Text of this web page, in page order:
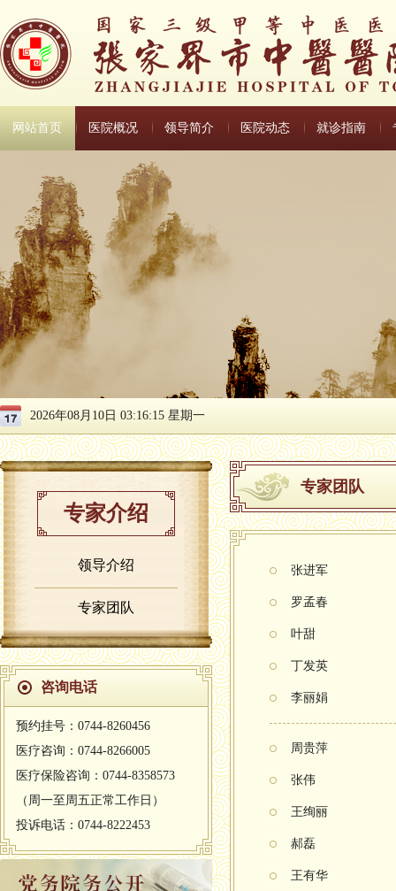
网站首页 医院概况 领导简介 医院动态 就诊指南
2026年08月10日 03:16:15 星期一
专家介绍
领导介绍
专家团队
咨询电话
预约挂号：0744-8260456
医疗咨询：0744-8266005
医疗保险咨询：0744-8358573
（周一至周五正常工作日）
投诉电话：0744-8222453
专家团队
张进军
罗孟春
叶甜
丁发英
李丽娟
周贵萍
张伟
王绚丽
郝磊
王有华